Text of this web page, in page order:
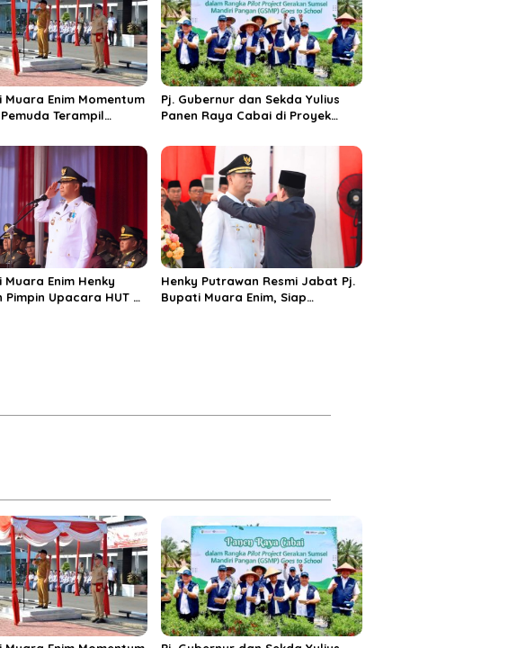
Muara Enim Momentum
Pemuda Terampil
Bangsa.
Pj. Gubernur dan Sekda Yulius
Panen Raya Cabai di Proyek
Gelumbang Guna Perkuat
Gerakan Sumsel Mandiri Pangan
Muara Enim Henky
Upacara HUT RI
Henky Putrawan Resmi Jabat Pj.
Bupati Muara Enim, Siap